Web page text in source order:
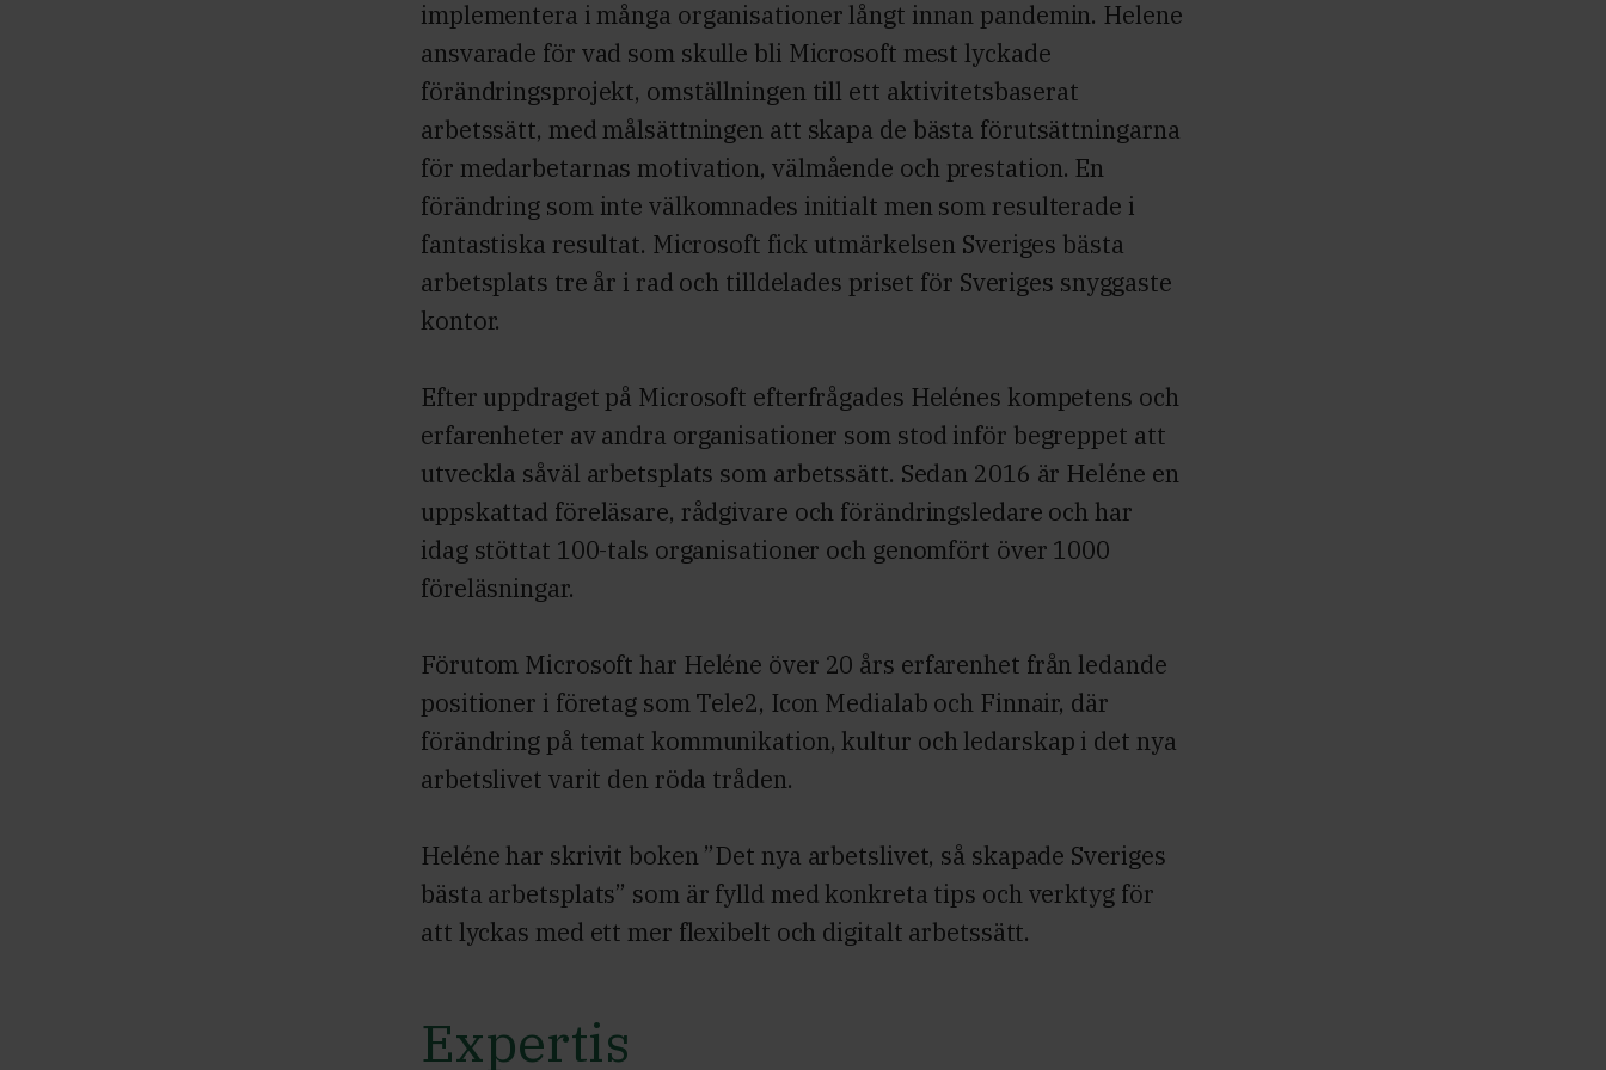
implementera i många organisationer långt innan pandemin. Helene
ansvarade för vad som skulle bli Microsoft mest lyckade
förändringsprojekt, omställningen till ett aktivitetsbaserat
arbetssätt, med målsättningen att skapa de bästa förutsättningarna
för medarbetarnas motivation, välmående och prestation. En
förändring som inte välkomnades initialt men som resulterade i
fantastiska resultat. Microsoft fick utmärkelsen Sveriges bästa
arbetsplats tre år i rad och tilldelades priset för Sveriges snyggaste
kontor.
Efter uppdraget på Microsoft efterfrågades Helénes kompetens och
erfarenheter av andra organisationer som stod inför begreppet att
utveckla såväl arbetsplats som arbetssätt. Sedan 2016 är Heléne en
uppskattad föreläsare, rådgivare och förändringsledare och har
idag stöttat 100-tals organisationer och genomfört över 1000
föreläsningar.
Förutom Microsoft har Heléne över 20 års erfarenhet från ledande
positioner i företag som Tele2, Icon Medialab och Finnair, där
förändring på temat kommunikation, kultur och ledarskap i det nya
arbetslivet varit den röda tråden.
Heléne har skrivit boken ”Det nya arbetslivet, så skapade Sveriges
bästa arbetsplats” som är fylld med konkreta tips och verktyg för
att lyckas med ett mer flexibelt och digitalt arbetssätt.
Expertis